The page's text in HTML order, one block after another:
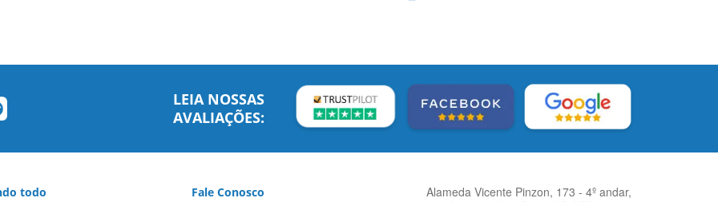
LEIA NOSSAS
AVALIAÇÕES:
todo
Fale Conosco
Alameda Vicente Pinzon, 173 - 4º andar,